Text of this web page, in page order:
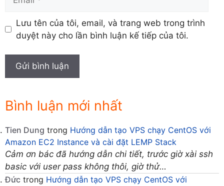
Lưu tên của tôi, email, và trang web trong trình
duyệt này cho lần bình luận kế tiếp của tôi.
Bình luận mới nhất
Tien Dung trong Hướng dẫn tạo VPS chạy CentOS với
Amazon EC2 Instance và cài đặt LEMP Stack
Cảm ơn bác đã hướng dẫn chi tiết, trước giờ xài ssh
basic với user pass không thôi, giờ thử…
Đức trong Hướng dẫn tạo VPS chạy CentOS với